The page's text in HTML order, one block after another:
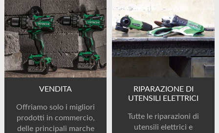
VENDITA
Offriamo solo i migliori
prodotti in commercio,
delle principali marche
RIPARAZIONE DI
UTENSILI ELETTRICI
Tutte le riparazioni di
utensili elettrici e